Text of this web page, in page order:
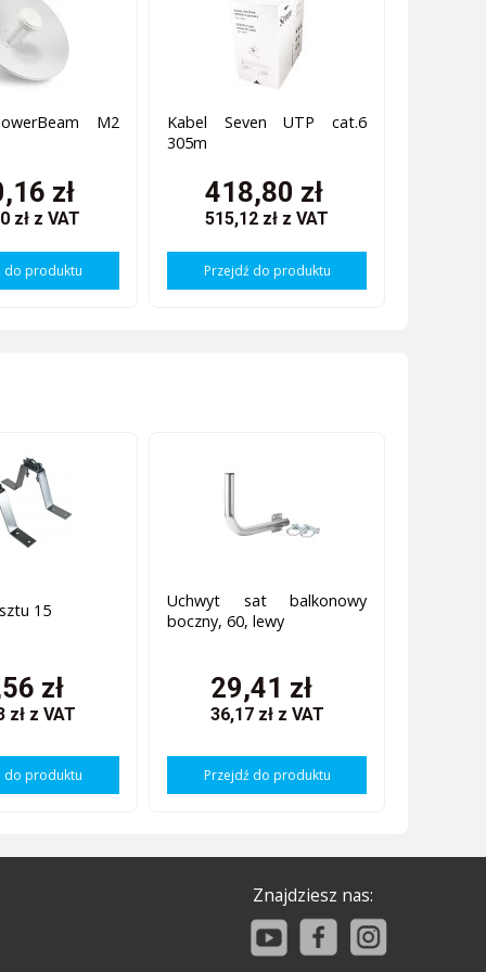
M2
zł
zł z VAT
do produktu
Kabel Seven UTP cat.6
305m
418,80 zł
515,12 zł z VAT
Przejdź do produktu
15
zł
zł z VAT
do produktu
Uchwyt sat balkonowy
boczny, 60, lewy
29,41 zł
36,17 zł z VAT
Przejdź do produktu
Znajdziesz nas: